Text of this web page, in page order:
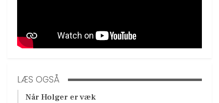
LÆS OGSÅ
Når Holger er væk